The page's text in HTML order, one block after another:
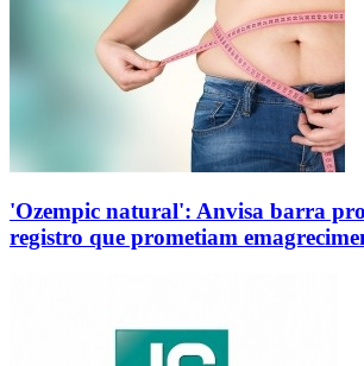
'Ozempic natural': Anvisa barra
registro que prometiam